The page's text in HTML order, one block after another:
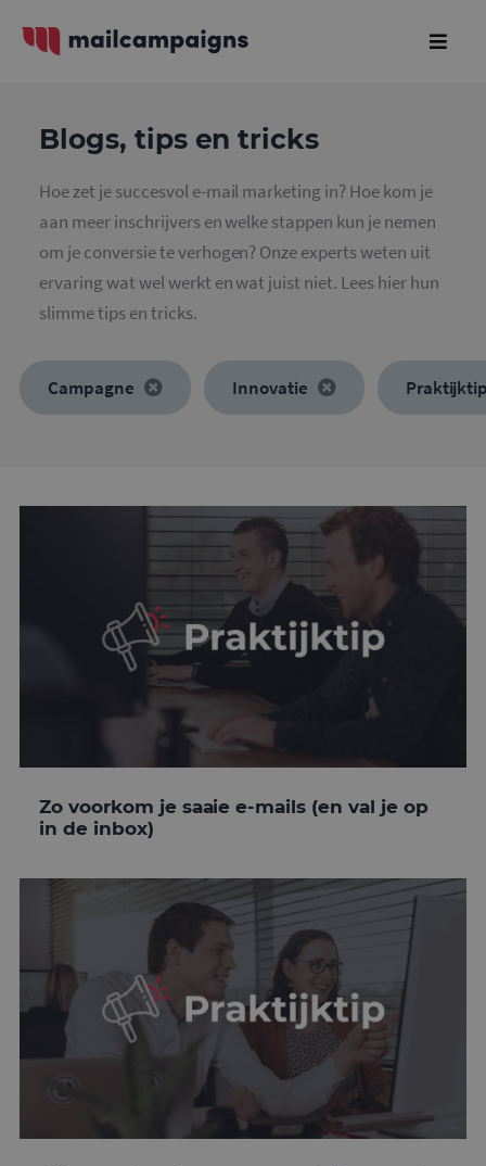
Blogs, tips en tricks
Hoe zet je succesvol e-mail marketing in? Hoe kom je
aan meer inschrijvers en welke stappen kun je nemen
om je conversie te verhogen? Onze experts weten uit
ervaring wat wel werkt en wat juist niet. Lees hier hun
slimme tips en tricks.
Campagne Innovatie
Zo voorkom je saaie e-mails (en val je op
in de inbox)